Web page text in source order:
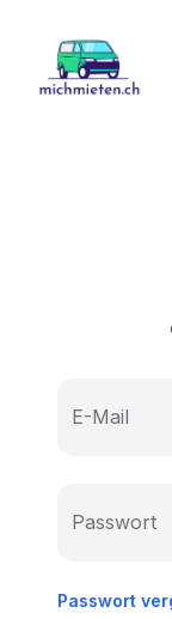
E-Mail
Passwort
Passwort